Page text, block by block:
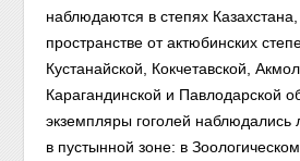
наблюдаются в степях
пространстве от актюбинских
Кустанайской, Кокчетавской,
Карагандинской и Павлодарской
экземпляры гоголей
в пустынной зоне: в